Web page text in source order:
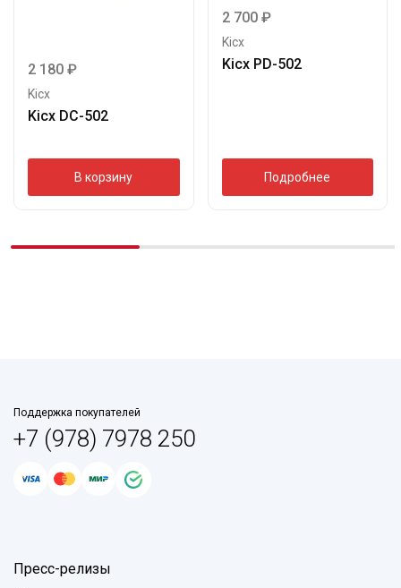
2 180 ₽
Kicx
Kicx DC-502
В корзину
2 700 ₽
Kicx
Kicx PD-502
Подробнее
Поддержка покупателей
+7 (978) 7978 250
Пресс-релизы